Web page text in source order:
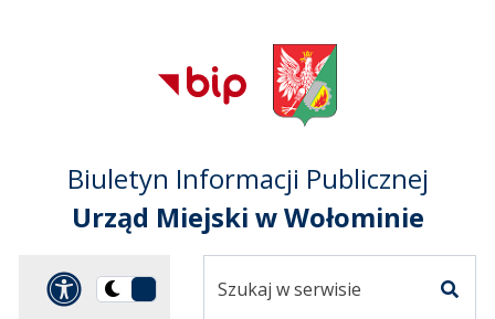
Przejdź do
głównego menu
Przejdź do treści
Przejdź do mapy
serwisu
Biuletyn Informacji Publicznej
Urząd Miejski w Wołominie
Panel dostosowania
Przełącz